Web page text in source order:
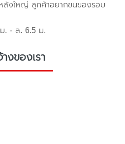
ลังใหญ่ ลูกค้าอยากขนของรอบ
. - ล. 6.5 ม.
งของเรา